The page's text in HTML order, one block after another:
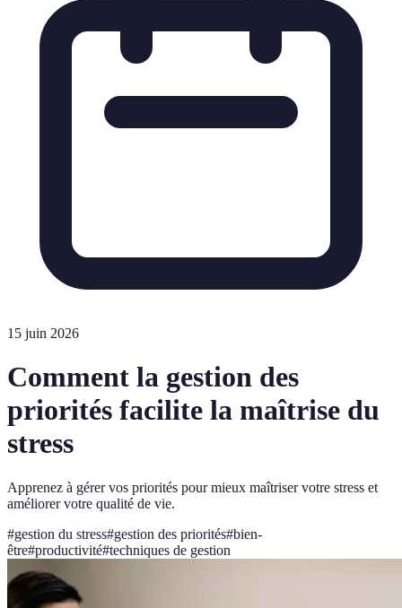
15 juin 2026
Comment la gestion des
priorités facilite la maîtrise du
stress
Apprenez à gérer vos priorités pour mieux maîtriser votre stress et
améliorer votre qualité de vie.
#gestion du stress#gestion des priorités#bien-
être#productivité#techniques de gestion